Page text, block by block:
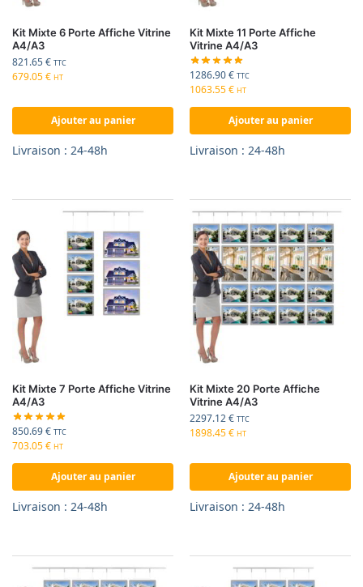
Kit Mixte 6 Porte Affiche Vitrine
A4/A3
821.65€ TTC
679.05€ HT
Ajouter au panier
Livraison : 24-48h
Kit Mixte 11 Porte Affiche
Vitrine A4/A3
1286.90€ TTC
1063.55€ HT
Ajouter au panier
Livraison : 24-48h
Kit Mixte 7 Porte Affiche Vitrine
A4/A3
850.69€ TTC
703.05€ HT
Ajouter au panier
Livraison : 24-48h
Kit Mixte 20 Porte Affiche
Vitrine A4/A3
2297.12€ TTC
1898.45€ HT
Ajouter au panier
Livraison : 24-48h